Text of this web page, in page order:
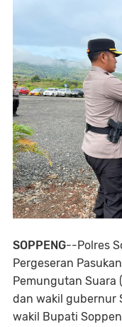
SOPPENG--Polres
Pergeseran
Pemungutan Suara
dan wakil gubernur
wakil Bupati